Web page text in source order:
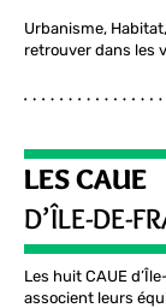
Urbanisme,
retrouver dans les
LES CAUE
D’ÎLE-DE-
Les huit CAUE
associent leurs